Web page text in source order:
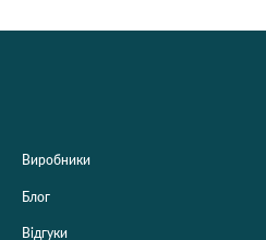
Виробники
Блог
Відгуки